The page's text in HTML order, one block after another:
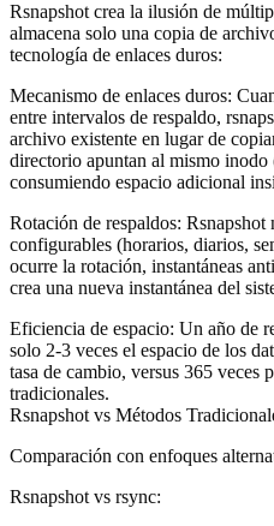
Rsnapshot crea la ilusión de
almacena solo una copia de
tecnología de enlaces duros:
Mecanismo de enlaces duros:
entre intervalos de respaldo,
archivo existente en lugar de
directorio apuntan al mismo
consumiendo espacio adicional
Rotación de respaldos: Rsnapshot
configurables (horarios, diarios,
ocurre la rotación, instantáneas
crea una nueva instantánea del
Eficiencia de espacio: Un año de
solo 2-3 veces el espacio de los
tasa de cambio, versus 365 veces
tradicionales.
Rsnapshot vs Métodos
Comparación con enfoques
Rsnapshot vs rsync: